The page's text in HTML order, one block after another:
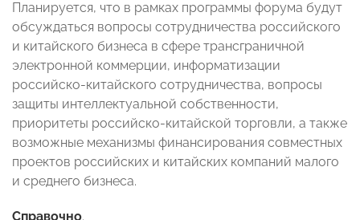
Планируется, что в рамках программы форума будут
обсуждаться вопросы сотрудничества российского
и китайского бизнеса в сфере трансграничной
электронной коммерции, информатизации
российско-китайского сотрудничества, вопросы
защиты интеллектуальной собственности,
приоритеты российско-китайской торговли, а также
возможные механизмы финансирования совместных
проектов российских и китайских компаний малого
и среднего бизнеса.
Справочно.